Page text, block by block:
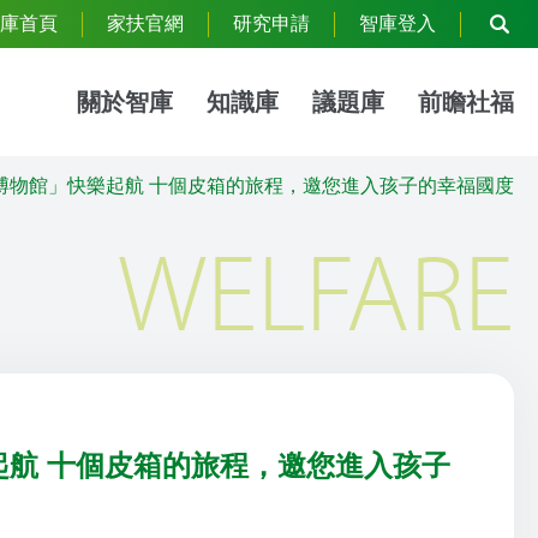
首頁 家扶官網 研究申請 智庫登入
關於智庫 知識庫 議題庫 前瞻社福
物館」快樂起航 十個皮箱的旅程，邀您進入孩子的幸福國度
WELFARE
十個皮箱的旅程，邀您進入孩子